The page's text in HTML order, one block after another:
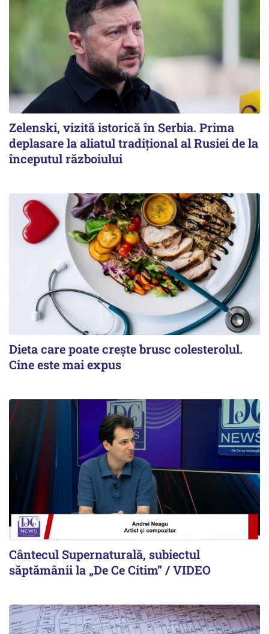
Zelenski, vizită istorică în Serbia. Prima
deplasare la aliatul tradițional al Rusiei de la
începutul războiului
Dieta care poate crește brusc colesterolul.
Cine este mai expus
Cântecul Supernaturală, subiectul
săptămânii la „De Ce Citim” / VIDEO